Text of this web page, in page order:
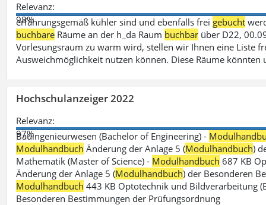
Relevanz:
98%
erfahrungsgemäß kühler sind und ebenfalls frei gebucht
buchbare Räume an der h_da Raum buchbar über D22,
Vorlesungsraum zu warm wird, stellen wir Ihnen eine Liste
Ausweichmöglichkeit nutzen können. Diese Räume könnten
Hochschulanzeiger 2022
Relevanz:
97%
Bauingenieurwesen (Bachelor of Engineering) -
Modulhandbuch Änderung der Anlage 5 (Modulhandbuch)
Mathematik (Master of Science) - Modulhandbuch 687 KB
Änderung der Anlage 5 (Modulhandbuch) der Besonderen
Modulhandbuch 443 KB Optotechnik und Bildverarbeitung
Besonderen Bestimmungen der Prüfungsordnung